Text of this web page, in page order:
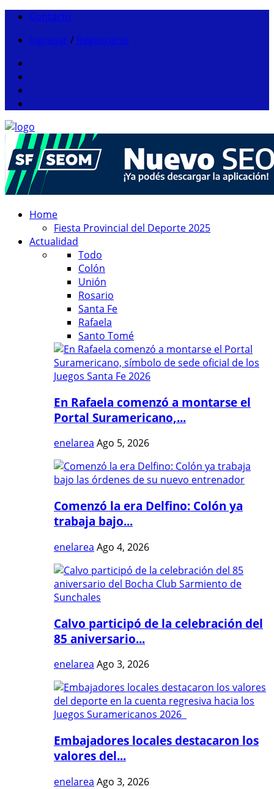
Contacto
Ingresar / Registrarse
Home
Fiesta Provincial del Deporte 2025
Actualidad
Todo
Colón
Unión
Rosario
Santa Fe
Rafaela
Santo Tomé
En Rafaela comenzó a montarse el
Portal Suramericano,...
enelarea Ago 5, 2026
Comenzó la era Delfino: Colón ya
trabaja bajo...
enelarea Ago 4, 2026
Calvo participó de la celebración del
85 aniversario...
enelarea Ago 3, 2026
Embajadores locales destacaron los
valores del...
enelarea Ago 3, 2026